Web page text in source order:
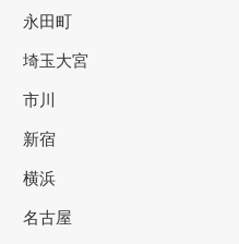
永田町
埼玉大宮
市川
新宿
横浜
名古屋